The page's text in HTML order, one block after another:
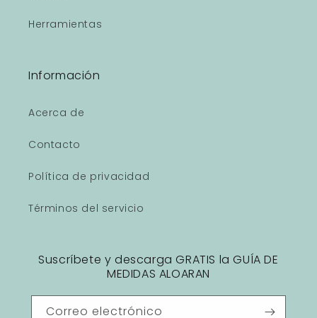
Herramientas
Información
Acerca de
Contacto
Política de privacidad
Términos del servicio
Suscríbete y descarga GRATIS la GUÍA DE
MEDIDAS ALOARAN
Correo electrónico